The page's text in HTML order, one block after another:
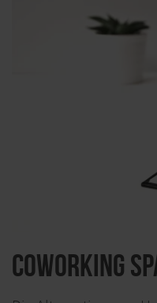
Coworking